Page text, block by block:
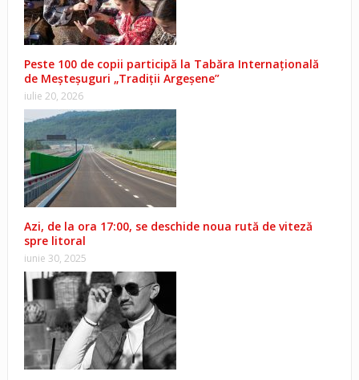
Peste 100 de copii participă la Tabăra Internațională
de Meșteșuguri „Tradiții Argeșene”
iulie 20, 2026
Azi, de la ora 17:00, se deschide noua rută de viteză
spre litoral
iunie 30, 2025